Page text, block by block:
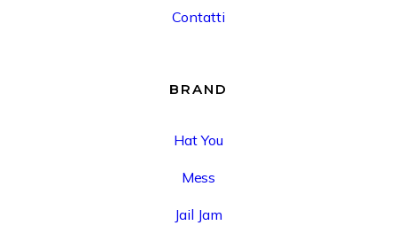
Contatti
BRAND
Hat You
Mess
Jail Jam